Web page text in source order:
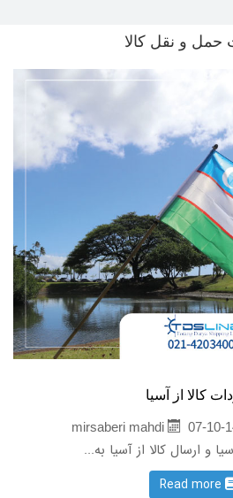
حمل و نقل کالا
کالا از آسیا
07-10-
و ارسال کالا از آسیا به...